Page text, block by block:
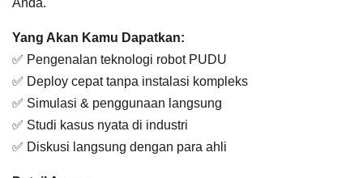
Yang Akan Kamu Dapatkan:
✅ Pengenalan teknologi robot PUDU
✅ Deploy cepat tanpa instalasi kompleks
✅ Simulasi & penggunaan langsung
✅ Studi kasus nyata di industri
✅ Diskusi langsung dengan para ahli